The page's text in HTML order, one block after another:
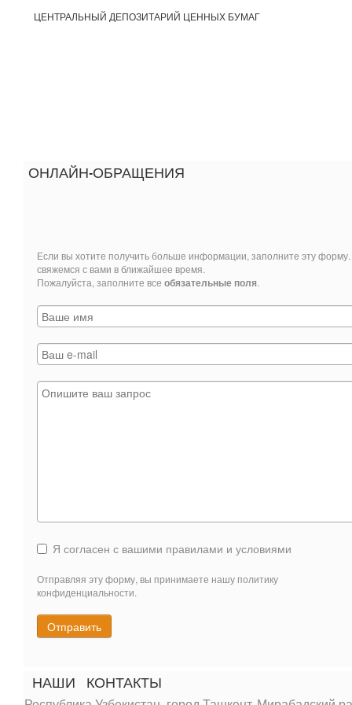
ЦЕНТРАЛЬНЫЙ ДЕПОЗИТАРИЙ ЦЕННЫХ БУМАГ
ОНЛАЙН-ОБРАЩЕНИЯ
Если вы хотите получить больше информации, заполните эту
свяжемся с вами в ближайшее время.
Пожалуйста, заполните все обязательные поля.
Я согласен с вашими правилами и условиями
Отправляя эту форму, вы принимаете нашу политику
конфиденциальности.
Отправить
НАШИ КОНТАКТЫ